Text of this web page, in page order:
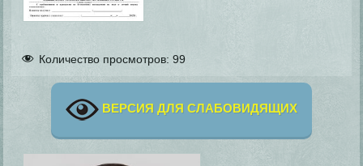
Количество просмотров: 99
ВЕРСИЯ ДЛЯ СЛАБОВИДЯЩИХ